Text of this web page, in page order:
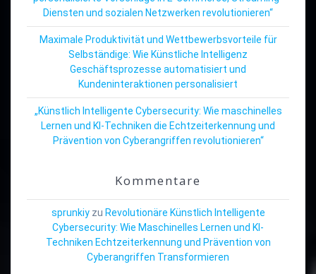
Diensten und sozialen Netzwerken revolutionieren“
Maximale Produktivität und Wettbewerbsvorteile für
Selbständige: Wie Künstliche Intelligenz
Geschäftsprozesse automatisiert und
Kundeninteraktionen personalisiert
„Künstlich Intelligente Cybersecurity: Wie maschinelles
Lernen und KI-Techniken die Echtzeiterkennung und
Prävention von Cyberangriffen revolutionieren“
Kommentare
sprunkiyzu Revolutionäre Künstlich Intelligente
Cybersecurity: Wie Maschinelles Lernen und KI-
Techniken Echtzeiterkennung und Prävention von
Cyberangriffen Transformieren